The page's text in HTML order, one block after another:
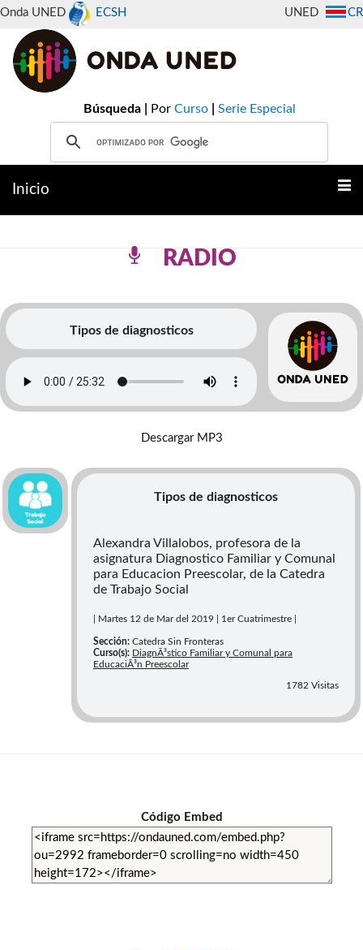
Onda UNED ECSH CR
UNED
Búsqueda | Por Curso Serie Especial
Inicio
RADIO
Tipos de diagnosticos
Descargar MP3
Tipos de diagnosticos
Alexandra Villalobos, profesora de la
asignatura Diagnostico Familiar y Comunal
para Educacion Preescolar, de la Catedra
de Trabajo Social
| Martes 12 de Mar del 2019 | 1er Cuatrimestre |
Sección: Catedra Sin Fronteras
Curso(s): DiagnÃ³stico Familiar y Comunal para
EducaciÃ³n Preescolar
1782 Visitas
Código Embed